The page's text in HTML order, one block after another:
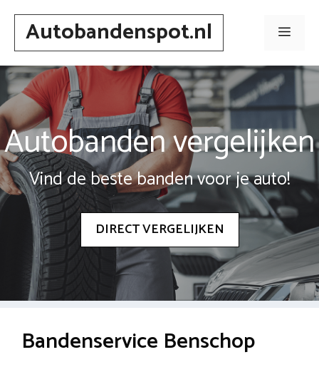
Spring
inhoudAutobandenspot.nl Menu
Autobanden vergelijken
Vind de beste banden voor je auto!
DIRECT VERGELIJKEN
Bandenservice Benschop